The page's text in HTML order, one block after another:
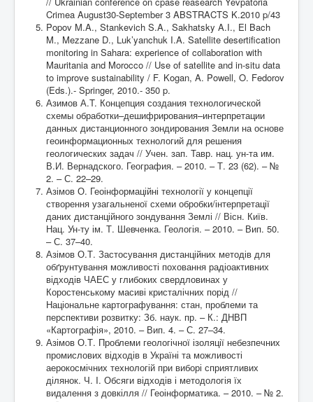
Crimea August30-September 3 ABSTRACTS K.2010 p/43
Popov M.A., Stankevich S.A., Sakhatsky A.I., El Bach
M., Mezzane D., Luk’yanchuk I.A. Satellite desertification
monitoring in Sahara: experience of collaboration with
Mauritania and Morocco // Use of satellite and in-situ data
to improve sustainability / F. Kogan, A. Powell, O. Fedorov
(Eds.).- Springer, 2010.- 350 p.
Азимов А.T. Концепция создания технологической
схемы обработки–дешифрирования–интерпретации
данных дистанционного зондирования Земли на основе
геоинформационных технологий для решения
геологических задач // Учен. зап. Тавр. нац. ун-та им.
В.И. Вернадского. География. – 2010. – Т. 23 (62). – №
2. – С. 22–29.
Азімов О. Геоінформаційні технології у концепції
створення узагальненої схеми обробки/інтерпретації
даних дистанційного зондування Землі // Вісн. Київ.
Нац. Ун-ту ім. Т. Шевченка. Геологія. – 2010. – Вип. 50.
– С. 37–40.
Азімов О.Т. Застосування дистанційних методів для
обґрунтування можливості поховання радіоактивних
відходів ЧАЕС у глибоких свердловинах у
Коростенському масиві кристалічних порід //
Національне картографування: стан, проблеми та
перспективи розвитку: Зб. наук. пр. – К.: ДНВП
«Картографія», 2010. – Вип. 4. – С. 27–34.
Азімов О.Т. Проблеми геологічної ізоляції небезпечних
промислових відходів в Україні та можливості
аерокосмічних технологій при виборі сприятливих
ділянок. Ч. I. Обсяги відходів і методологія їх
видалення з довкілля // Геоінформатика. – 2010. – № 2.